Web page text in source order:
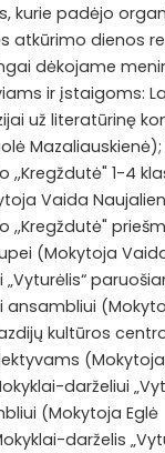
kurie padėjo
atkūrimo dienos
dėkojame
ir įstaigoms:
už literatūrinę
Mazaliauskienė);
,,Kregždutė" 1-4
Vaida
,,Kregždutė"
(Mokytoja
„Vyturėlis“
ansambliui
kultūros
darželiui
(Mokytoja Eglė
darželis